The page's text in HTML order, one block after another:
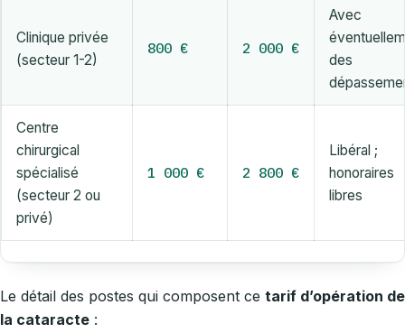
Clinique privée
(secteur 1-2)
800 € 2 000 €
Avec
des
Centre
chirurgical
spécialisé
(secteur 2 ou
privé)
1 000 € 2 800 €
Libéral ;
honoraires
libres
Le détail des postes qui composent ce tarif d’opération de
la cataracte :